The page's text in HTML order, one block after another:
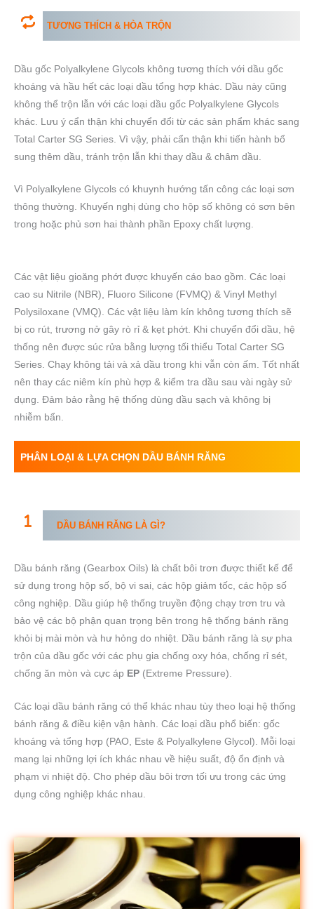
TƯƠNG THÍCH & HÒA TRỘN
Dầu gốc Polyalkylene Glycols không tương thích với dầu gốc
khoáng và hầu hết các loại dầu tổng hợp khác. Dầu này cũng
không thể trộn lẫn với các loại dầu gốc Polyalkylene Glycols
khác. Lưu ý cẩn thận khi chuyển đổi từ các sản phẩm khác sang
Total Carter SG Series. Vì vậy, phải cẩn thận khi tiến hành bổ
sung thêm dầu, tránh trộn lẫn khi thay dầu & châm dầu.
Vì Polyalkylene Glycols có khuynh hướng tấn công các loại sơn
thông thường. Khuyến nghị dùng cho hộp số không có sơn bên
trong hoặc phủ sơn hai thành phần Epoxy chất lượng.
Các vật liệu gioăng phớt được khuyến cáo bao gồm. Các loại
cao su Nitrile (NBR), Fluoro Silicone (FVMQ) & Vinyl Methyl
Polysiloxane (VMQ). Các vật liệu làm kín không tương thích sẽ
bị co rút, trương nở gây rò rỉ & kẹt phớt. Khi chuyển đổi dầu, hệ
thống nên được súc rửa bằng lượng tối thiểu Total Carter SG
Series. Chạy không tải và xả dầu trong khi vẫn còn ấm. Tốt nhất
nên thay các niêm kín phù hợp & kiểm tra dầu sau vài ngày sử
dụng. Đảm bảo rằng hệ thống dùng dầu sạch và không bị
nhiễm bẩn.
PHÂN LOẠI & LỰA CHỌN DẦU BÁNH RĂNG
DẦU BÁNH RĂNG LÀ GÌ?
Dầu bánh răng (Gearbox Oils) là chất bôi trơn được thiết kế để
sử dụng trong hộp số, bộ vi sai, các hộp giảm tốc, các hộp số
công nghiệp. Dầu giúp hệ thống truyền động chạy trơn tru và
bảo vệ các bộ phận quan trọng bên trong hệ thống bánh răng
khỏi bị mài mòn và hư hỏng do nhiệt. Dầu bánh răng là sự pha
trộn của dầu gốc với các phụ gia chống oxy hóa, chống rỉ sét,
chống ăn mòn và cực áp EP (Extreme Pressure).
Các loại dầu bánh răng có thể khác nhau tùy theo loại hệ thống
bánh răng & điều kiện vận hành. Các loại dầu phổ biến: gốc
khoáng và tổng hợp (PAO, Este & Polyalkylene Glycol). Mỗi loại
mang lại những lợi ích khác nhau về hiệu suất, độ ổn định và
phạm vi nhiệt độ. Cho phép dầu bôi trơn tối ưu trong các ứng
dụng công nghiệp khác nhau.